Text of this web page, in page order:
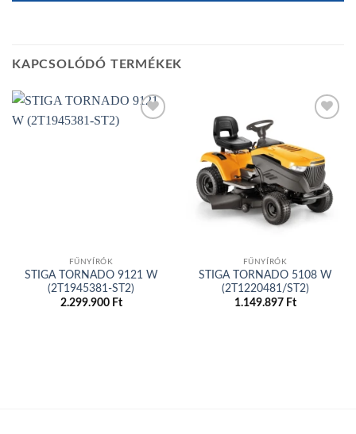
KAPCSOLÓDÓ TERMÉKEK
FŰNYÍRÓK
STIGA TORNADO 9121 W
(2T1945381-ST2)
2.299.900 Ft
Add to
wishlist
FŰNYÍRÓK
STIGA TORNADO 5108 W
(2T1220481/ST2)
1.149.897 Ft